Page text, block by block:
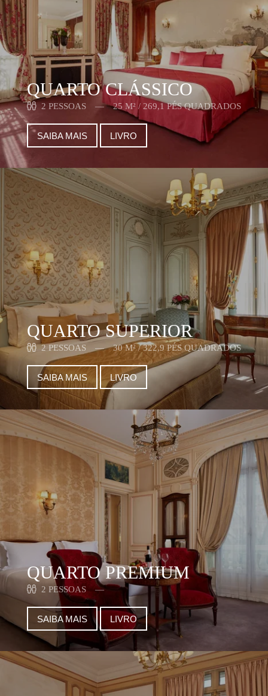
QUARTO CLÁSSICO
2 PESSOAS 25 M² / 269,1 PÉS QUADRADOS
SAIBA MAIS LIVRO
QUARTO SUPERIOR
2 PESSOAS 30 M² / 322,9 PÉS QUADRADOS
SAIBA MAIS LIVRO
QUARTO PREMIUM
2 PESSOAS
SAIBA MAIS LIVRO